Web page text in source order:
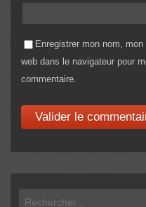
Enregistrer mon nom,
web dans le navigateur pour
commentaire.